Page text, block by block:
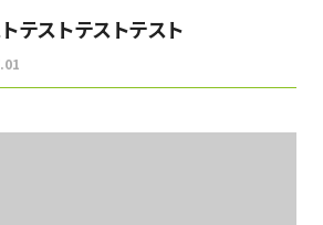
テストテストテスト